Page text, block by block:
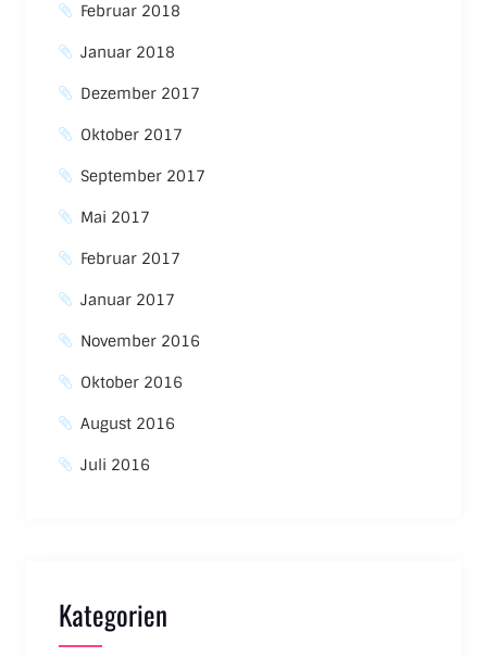
Februar 2018
Januar 2018
Dezember 2017
Oktober 2017
September 2017
Mai 2017
Februar 2017
Januar 2017
November 2016
Oktober 2016
August 2016
Juli 2016
Kategorien